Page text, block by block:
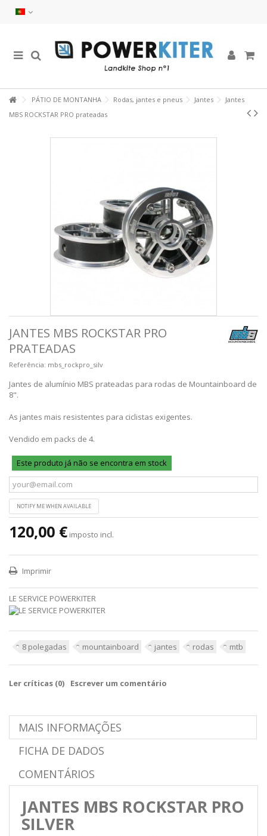
PÁTIO DE MONTANHA Rodas, jantes e pneus Jantes
Jantes
MBS ROCKSTAR PRO prateadas
JANTES MBS ROCKSTAR PRO
PRATEADAS
Referência: mbs_rockpro_silv
Jantes de alumínio MBS prateadas para rodas de Mountainboard de
8".
As jantes mais resistentes para ciclistas exigentes.
Vendido em packs de 4.
Este produto já não se encontra em stock
NOTIFY ME WHEN AVAILABLE
120,00 € imposto incl.
Imprimir
LE SERVICE POWERKITER
8 polegadas mountainboard jantes rodas mtb
Ler críticas (0) Escrever um comentário
MAIS INFORMAÇÕES
FICHA DE DADOS
COMENTÁRIOS
JANTES MBS ROCKSTAR PRO
SILVER